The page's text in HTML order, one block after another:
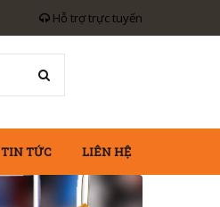
Hỗ trợ trực tuyến
TIN TỨC LIÊN HỆ